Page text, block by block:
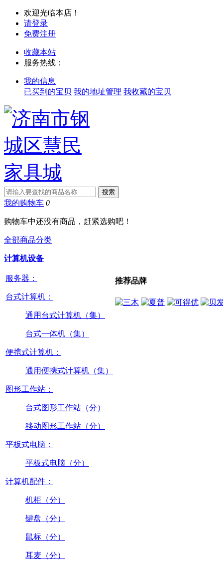
欢迎光临本店！
请登录
免费注册
收藏本站
服务热线：
我的信息
已买到的宝贝 我的地址管理 我收藏的宝贝
我的购物车 0
购物车中还没有商品，赶紧选购吧！
全部商品分类
计算机设备
服务器：
台式计算机：
通用台式计算机（集）
台式一体机（集）
便携式计算机：
通用便携式计算机（集）
图形工作站：
台式图形工作站（分）
移动图形工作站（分）
平板式电脑：
平板式电脑（分）
计算机配件：
机柜（分）
键盘（分）
鼠标（分）
耳麦（分）
推荐品牌